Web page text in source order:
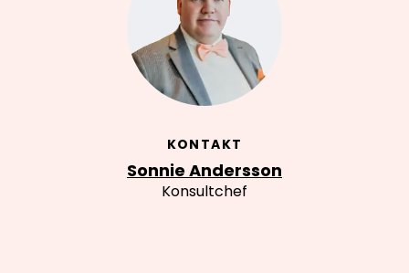
KONTAKT
Sonnie Andersson
Konsultchef